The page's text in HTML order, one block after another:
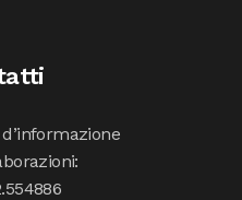
d’informazione